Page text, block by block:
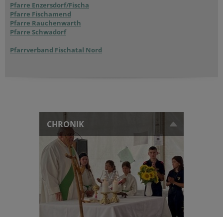
Pfarre Enzersdorf/Fischa
Pfarre Fischamend
Pfarre Rauchenwarth
Pfarre Schwadorf
Pfarrverband Fischatal Nord
CHRONIK